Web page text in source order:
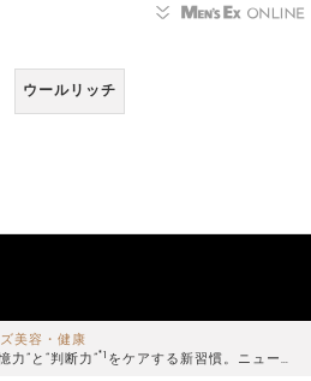
ウールリッチ
美容・健康
”と“判断力”
*1 をケアする新習慣。ニュー…